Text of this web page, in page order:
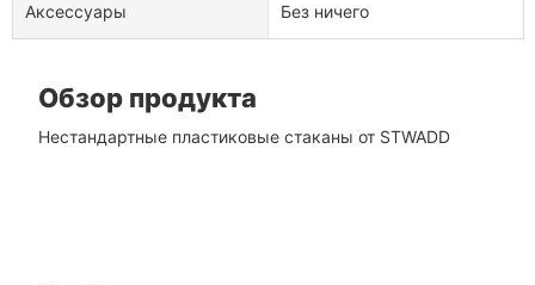
Аксессуары Без ничего
Обзор продукта
Нестандартные пластиковые стаканы от STWADD